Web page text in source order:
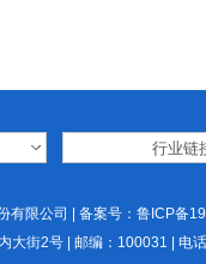
有限公司 | 备案号： 鲁ICP备
大街2号 | 邮编：100031 | 电